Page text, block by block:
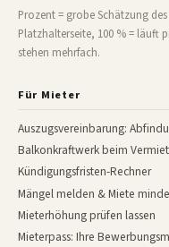
Prozent = grobe Schätzung
Platzhalterseite, 100 % = läuft
stehen mehrfach.
Für Mieter
Auszugsvereinbarung:
Balkonkraftwerk beim
Kündigungsfristen-Rechner
Mängel melden & Miete
Mieterhöhung prüfen lassen
Mieterpass: Ihre